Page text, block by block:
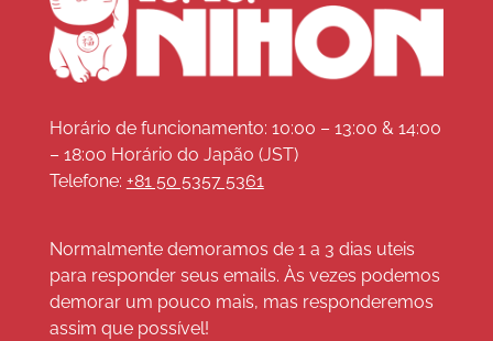
Horário de funcionamento: 10:00 – 13:00 & 14:00
– 18:00 Horário do Japão (JST)
Telefone: +81 50 5357 5361
Normalmente demoramos de 1 a 3 dias uteis
para responder seus emails. Às vezes podemos
demorar um pouco mais, mas responderemos
assim que possível!